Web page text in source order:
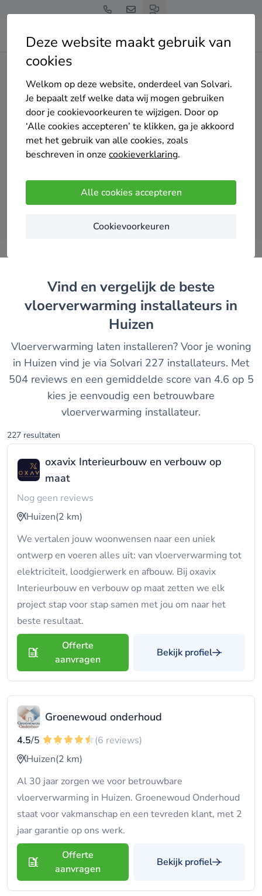
Deze website maakt gebruik van
cookies
Welkom op deze website, onderdeel van Solvari.
Je bepaalt zelf welke data wij mogen gebruiken
door je cookievoorkeuren te wijzigen. Door op
‘Alle cookies accepteren’ te klikken, ga je akkoord
met het gebruik van alle cookies, zoals
beschreven in onze cookieverklaring.
Alle cookies accepteren
Cookievoorkeuren
Home Vloerverwarming
Gratis en vrijblijvend
Top 20 vloerverwarming
installateurs in Huizen
Vergelijk offertes
Vind en vergelijk de beste
vloerverwarming installateurs in
Huizen
Vloerverwarming laten installeren? Voor je woning
in Huizen vind je via Solvari 227 installateurs. Met
504 reviews en een gemiddelde score van 4.6 op 5
kies je eenvoudig een betrouwbare
vloerverwarming installateur.
227 resultaten
oxavix Interieurbouw en verbouw op
maat
Nog geen reviews
Huizen(2 km)
We vertalen jouw woonwensen naar een uniek
ontwerp en voeren alles uit: van vloerverwarming tot
elektriciteit, loodgierwerk en afbouw. Bij oxavix
Interieurbouw en verbouw op maat zetten we elk
project stap voor stap samen met jou om naar het
beste resultaat.
Offerte
aanvragen
Bekijk profiel
Groenewoud onderhoud
4.5/5
(6 reviews)
Huizen(2 km)
Al 30 jaar zorgen we voor betrouwbare
vloerverwarming in Huizen. Groenewoud Onderhoud
staat voor vakmanschap en een tevreden klant, met 2
jaar garantie op ons werk.
Offerte
aanvragen
Bekijk profiel